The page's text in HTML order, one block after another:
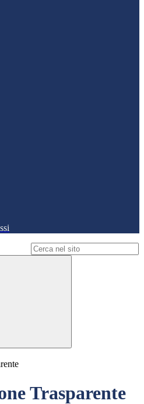
Trasparente